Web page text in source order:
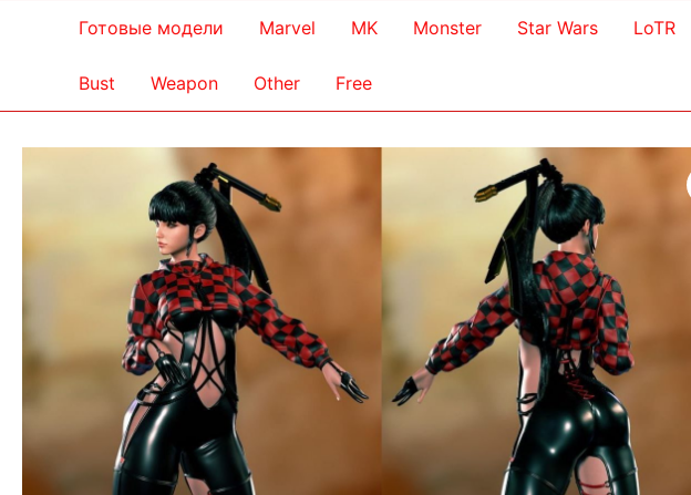
Готовые модели Marvel MK Monster Star Wars LoTR
Bust Weapon Other Free